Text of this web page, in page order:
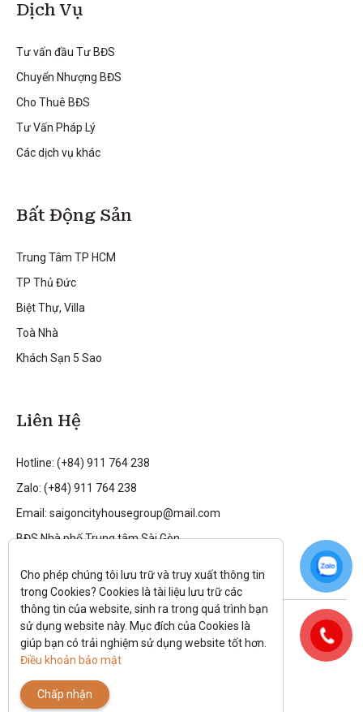
Dịch Vụ
Tư vấn đầu Tư BĐS
Chuyển Nhượng BĐS
Cho Thuê BĐS
Tư Vấn Pháp Lý
Các dịch vụ khác
Bất Động Sản
Trung Tâm TP HCM
TP Thủ Đức
Biệt Thự, Villa
Toà Nhà
Khách Sạn 5 Sao
Liên Hệ
Hotline: (+84) 911 764 238
Zalo: (+84) 911 764 238
Email: saigoncityhousegroup@mail.com
BĐS Nhà phố Trung tâm Sài Gòn
Theo dõi tôi trên:
All rights reserved.
Chính sách bảo mật
Cho phép chúng tôi lưu trữ và truy xuất thông tin
trong Cookies? Cookies là tài liệu lưu trữ các
thông tin của website, sinh ra trong quá trình bạn
sử dụng website này. Mục đích của Cookies là
Điều khoản bảo mật
Chấp nhận